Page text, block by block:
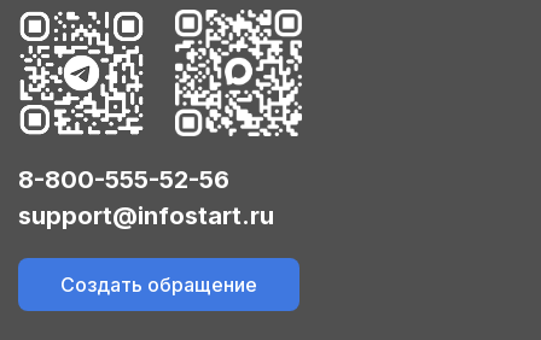
8-800-555-52-56
support@infostart.ru
Создать обращение